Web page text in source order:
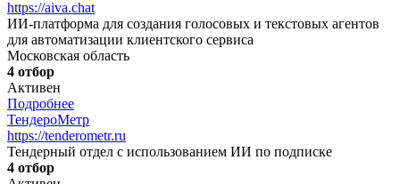
https://aiva.chat
ИИ-платформа для создания голосовых и текстовых агентов
для автоматизации клиентского сервиса
Московская область
4 отбор
Активен
Подробнее
ТендероМетр
https://tenderometr.ru
Тендерный отдел с использованием ИИ по подписке
4 отбор